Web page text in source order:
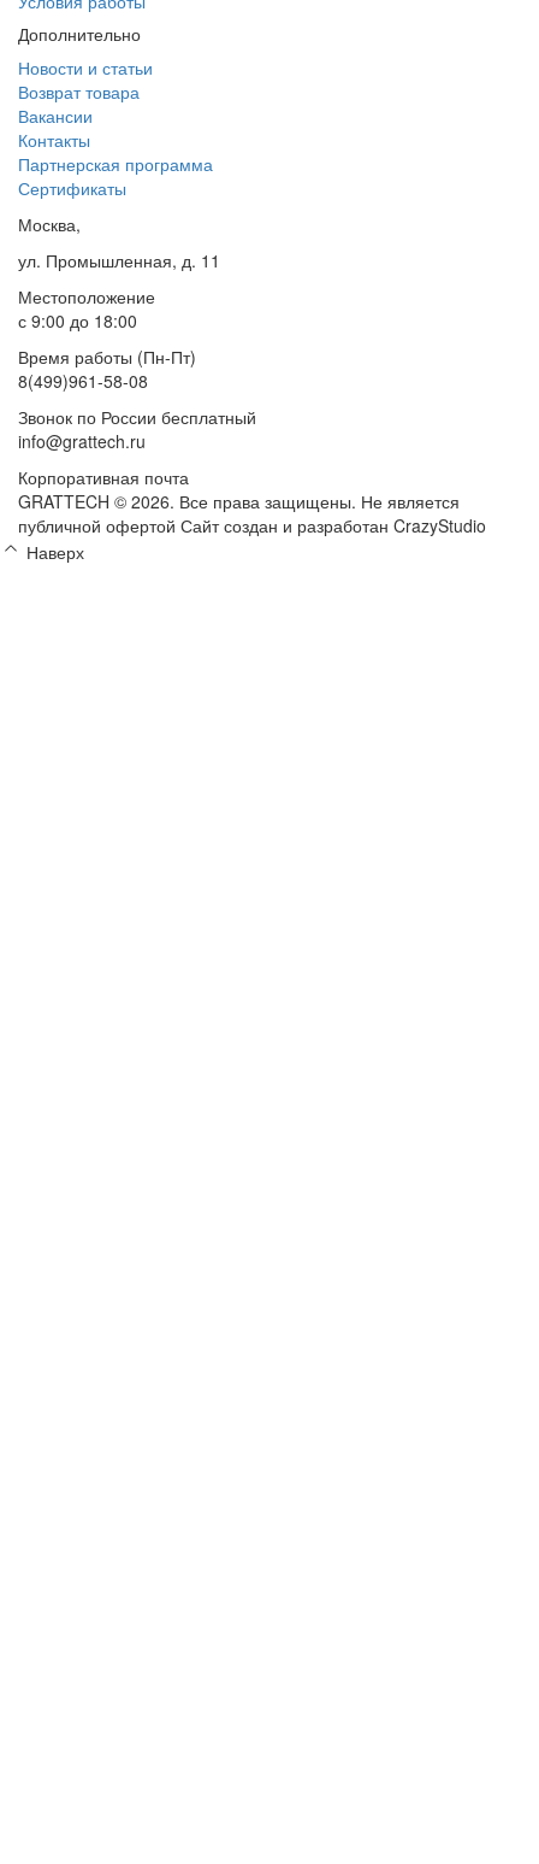
Дополнительно
Новости и статьи
Возврат товара
Вакансии
Контакты
Партнерская программа
Сертификаты
Москва,
ул. Промышленная, д. 11
Местоположение
с 9:00 до 18:00
Время работы (Пн-Пт)
8(499)961-58-08
Звонок по России бесплатный
info@grattech.ru
Корпоративная почта
GRATTECH © 2026. Все права защищены. Не является
публичной офертой Сайт создан и разработан CrazyStudio
Наверх